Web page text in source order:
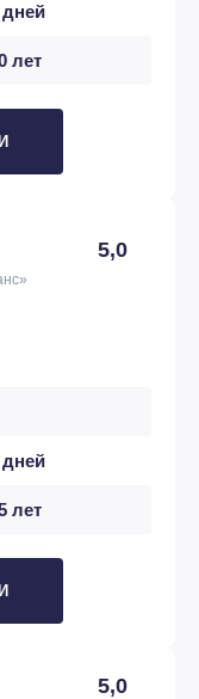
дней
лет
5,0
дней
лет
5,0